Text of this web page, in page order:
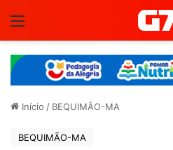
Início / BEQUIMÃO-MA
BEQUIMÃO-MA